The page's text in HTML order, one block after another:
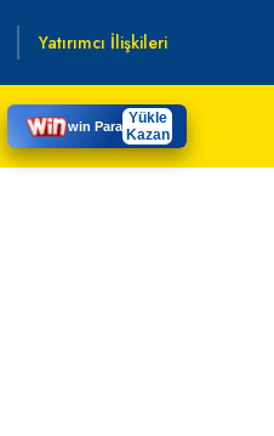
Yatırımcı İlişkileri
win Para Yükle
Kazan